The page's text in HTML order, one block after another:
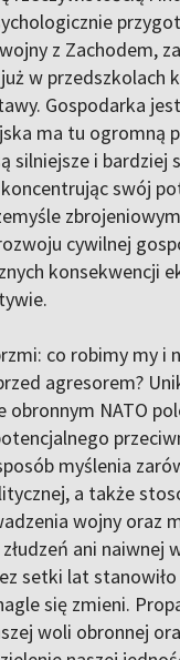
z Zachodem,
w przedszkolach
Gospodarka
ma tu ogromną
silniejsze i bardziej
swój
cywilnej
konsekwencji
co robimy my i
agresorem?
obronnym NATO
myślenia
a także
wojny oraz
ani naiwnej
setki lat
się zmieni.
woli obronnej